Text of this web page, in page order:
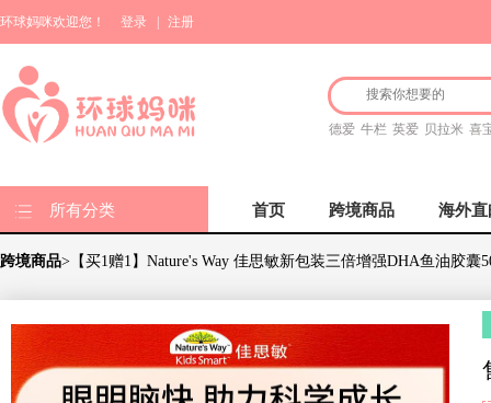
环球妈咪欢迎您！ 登录 注册
德爱 牛栏 英爱 贝拉米 喜
所有分类 首页 跨境商品 海外直
跨境商品>【买1赠1】Nature's Way 佳思敏新包装三倍增强DHA鱼油胶囊